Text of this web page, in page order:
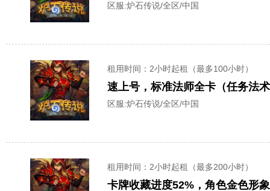
区服:炉石传说/全区/中国
租用时间 ：2小时起租（最多100小时）
速上号，标准法师全卡（任务法
区服:炉石传说/全区/中国
租用时间 ：2小时起租（最多200小时）
卡牌收藏进度52%，角色金色形